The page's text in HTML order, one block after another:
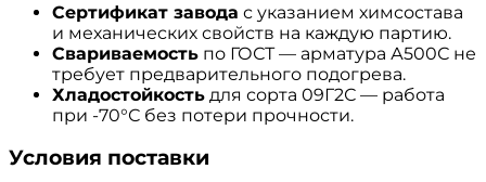
Сертификат завода с указанием химсостава
и механических свойств на каждую партию.
Свариваемость по ГОСТ — арматура А500С не
требует предварительного подогрева.
Хладостойкость для сорта 09Г2С — работа
при -70°С без потери прочности.
Условия поставки